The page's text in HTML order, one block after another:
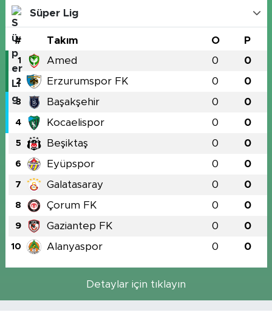
Süper Lig
# Takım O P
1 Amed 0 0
2 Erzurumspor FK 0 0
3 Başakşehir 0 0
4 Kocaelispor 0 0
5 Beşiktaş 0 0
6 Eyüpspor 0 0
7 Galatasaray 0 0
8 Çorum FK 0 0
9 Gaziantep FK 0 0
10 Alanyaspor 0 0
Detaylar için tıklayın